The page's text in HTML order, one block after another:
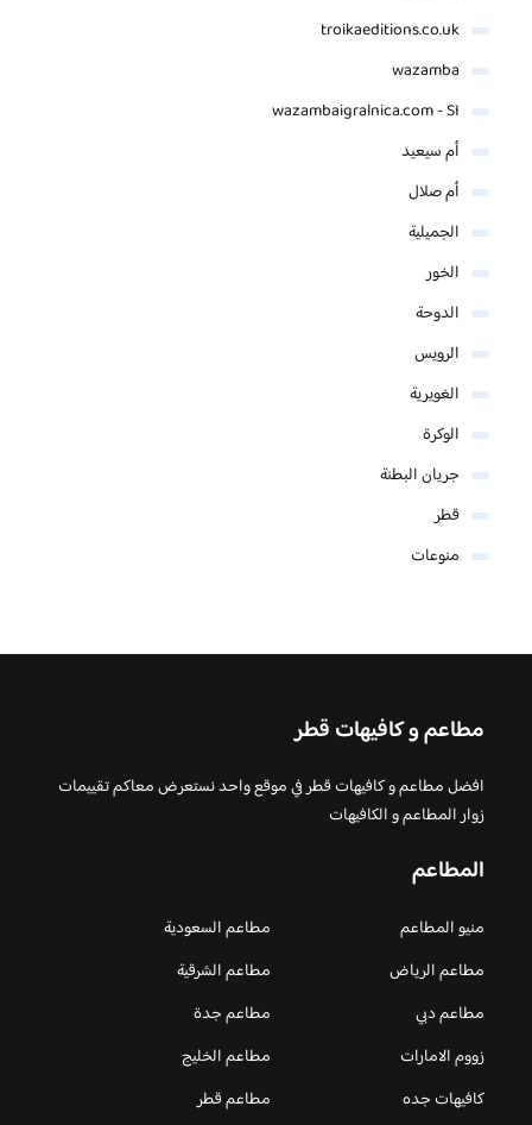
troikaeditions.co.uk
wazamba
wazambaigralnica.com - SI
أم سيعيد
أم صلال
الجميلية
الخور
الدوحة
الرويس
الغويرية
الوكرة
جريان البطنة
قطر
منوعات
مطاعم و كافيهات قطر
افضل مطاعم و كافيهات قطر في موقع واحد نستعرض معاكم تقييمات
زوار المطاعم و الكافيهات
المطاعم
منيو المطاعم
مطاعم السعودية
مطاعم الرياض
مطاعم الشرقية
مطاعم دبي
مطاعم جدة
زووم الامارات
مطاعم الخليج
كافيهات جده
مطاعم قطر